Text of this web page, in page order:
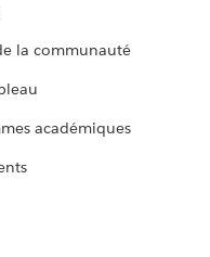
la communauté
académiques